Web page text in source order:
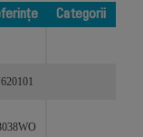
Categorii